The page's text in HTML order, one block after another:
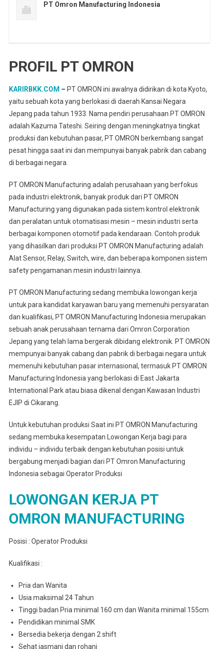
PT Omron Manufacturing Indonesia
PROFIL PT OMRON
KARIRBKK.COM – PT OMRON ini awalnya didirikan di kota Kyoto,
yaitu sebuah kota yang berlokasi di daerah Kansai Negara
Jepang pada tahun 1933. Nama pendiri perusahaan PT OMRON
adalah Kazuma Tateshi. Seiring dengan meningkatnya tingkat
produksi dan kebutuhan pasar, PT OMRON berkembang sangat
pesat hingga saat ini dan mempunyai banyak pabrik dan cabang
di berbagai negara.
PT OMRON Manufacturing adalah perusahaan yang berfokus
pada industri elektronik, banyak produk dari PT OMRON
Manufacturing yang digunakan pada sistem kontrol elektronik
dan peralatan untuk otomatisasi mesin – mesin industri serta
berbagai komponen otomotif pada kendaraan. Contoh produk
yang dihasilkan dari produksi PT OMRON Manufacturing adalah
Alat Sensor, Relay, Switch, wire, dan beberapa komponen sistem
safety pengamanan mesin industri lainnya.
PT OMRON Manufacturing sedang membuka lowongan kerja
untuk para kandidat karyawan baru yang memenuhi persyaratan
dan kualifikasi, PT OMRON Manufacturing Indonesia merupakan
sebuah anak perusahaan ternama dari Omron Corporation
Jepang yang telah lama bergerak dibidang elektronik. PT OMRON
mempunyai banyak cabang dan pabrik di berbagai negara untuk
memenuhi kebutuhan pasar internasional, termasuk PT OMRON
Manufacturing Indonesia yang berlokasi di East Jakarta
International Park atau biasa dikenal dengan Kawasan Industri
EJIP di Cikarang.
Untuk kebutuhan produksi Saat ini PT OMRON Manufacturing
sedang membuka kesempatan Lowongan Kerja bagi para
individu – individu terbaik dengan kebutuhan posisi untuk
bergabung menjadi bagian dari PT Omron Manufacturing
Indonesia sebagai Operator Produksi
LOWONGAN KERJA PT
OMRON MANUFACTURING
Posisi : Operator Produksi
Kualifikasi :
Pria dan Wanita
Usia maksimal 24 Tahun
Tinggi badan Pria minimal 160 cm dan Wanita minimal 155cm
Pendidikan minimal SMK
Bersedia bekerja dengan 2 shift
Sehat jasmani dan rohani